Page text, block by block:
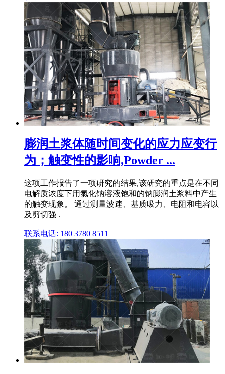
膨润土浆体随时间变化的应力应变行
为；触变性的影响,Powder ...
这项工作报告了一项研究的结果,该研究的重点是在不同
电解质浓度下用氯化钠溶液饱和的钠膨润土浆料中产生
的触变现象。 通过测量波速、基质吸力、电阻和电容以
及剪切强 .
联系电话: 180 3780 8511